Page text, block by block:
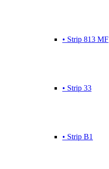
• Strip 813 MF
• Strip 33
• Strip B1